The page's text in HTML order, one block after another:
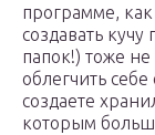
программе,
создавать
папок!) тоже
облегчить
создаете
которым